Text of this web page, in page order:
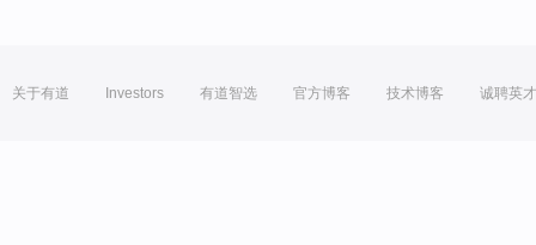
关于有道 Investors 有道智选 官方博客 技术博客 诚聘英才